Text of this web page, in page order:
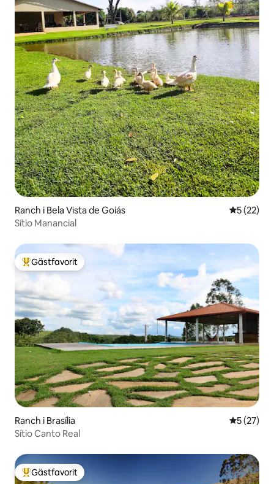
Ranch i Bela Vista de Goiás 5 av 5 i
5 (22)
Sítio Manancial
Populär gästfavorit
Gästfavorit
Ranch i Brasília 5 av 5 i
5 (27)
Sítio Canto Real
Populär gästfavorit
Gästfavorit